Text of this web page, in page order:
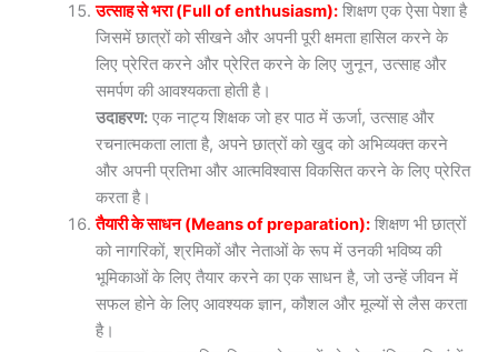
उत्साह से भरा (Full of enthusiasm): शिक्षण एक ऐसा पेशा है
जिसमें छात्रों को सीखने और अपनी पूरी क्षमता हासिल करने के
लिए प्रेरित करने और प्रेरित करने के लिए जुनून, उत्साह और
समर्पण की आवश्यकता होती है।
उदाहरण: एक नाट्य शिक्षक जो हर पाठ में ऊर्जा, उत्साह और
रचनात्मकता लाता है, अपने छात्रों को खुद को अभिव्यक्त करने
और अपनी प्रतिभा और आत्मविश्वास विकसित करने के लिए प्रेरित
करता है।
तैयारी के साधन (Means of preparation): शिक्षण भी छात्रों
को नागरिकों, श्रमिकों और नेताओं के रूप में उनकी भविष्य की
भूमिकाओं के लिए तैयार करने का एक साधन है, जो उन्हें जीवन में
सफल होने के लिए आवश्यक ज्ञान, कौशल और मूल्यों से लैस करता
है।